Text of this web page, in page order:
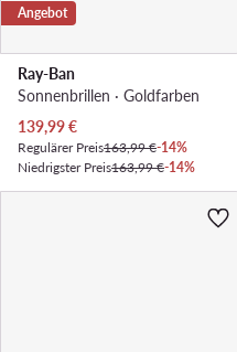
Angebot
Ray-Ban
Sonnenbrillen · Goldfarben
Aktueller Preis
139,99€
Regulärer Preis163,99 €-14%
Niedrigster Preis163,99 €-14%